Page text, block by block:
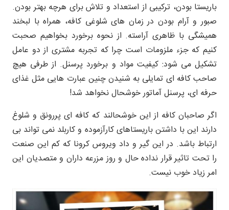
باریستا بودن، ترکیبی از استعداد و تلاش برای هرچه بهتر بودن.
صبور و آرام بودن در زمان های شلوغی کافه، همراه با لبخند
همیشگی با ظاهری آراسته. از نحوه برخورد بخواهیم صحبت
کنیم که جزء ملزومات است چرا که تجربه مشتری از دو عامل
تشکیل می شود: کیفیت مواد و برخورد پرسنل. از طرفی هیچ
صاحب کافه ای تمایلی به شنیدن چنین عبارت هایی مثل غذای
حرفه ای، پرسنل آماتور خوشحال نخواهد شد!
اگر صاحبان کافه از این خوشحالند که کافه ای پررونق و شلوغ
دارند این با داشتن باریستاهای کارآزموده و کاربلد نمی تواند بی
ارتباط باشد. در این گیر و داد ویروس کرونا که کم این صنعت
را تحت تاثیر قرار نداده حال و روز مزرعه داران و متصدیان این
امر زیاد خوب نیست.